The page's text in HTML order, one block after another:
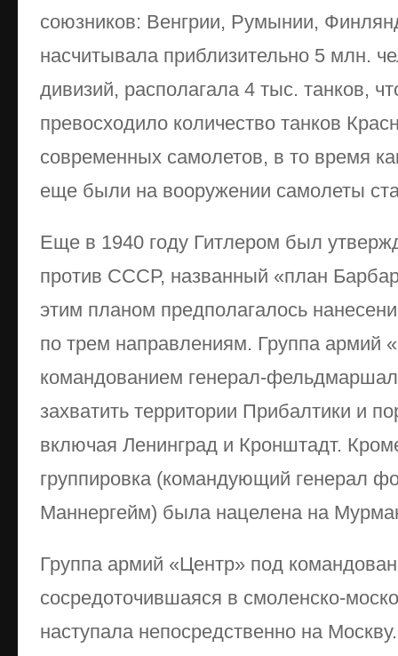
союзников: Венгрии, Румынии,
насчитывала приблизительно 5 млн.
дивизий, располагала 4 тыс. танков,
превосходило количество танков
современных самолетов, в то время
еще были на вооружении самолеты
Еще в 1940 году Гитлером был
против СССР, названный «план
этим планом предполагалось
по трем направлениям. Группа армий
командованием генерал-
захватить территории Прибалтики и
включая Ленинград и Кронштадт.
группировка (командующий генерал
Маннергейм) была нацелена на
Группа армий «Центр» под
сосредоточившаяся в смоленско-
наступала непосредственно на Москву.